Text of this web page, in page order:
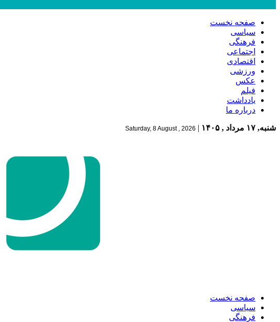
صفحه نخست
سیاسی
فرهنگی
اجتماعی
اقتصادی
ورزشی
عکس
فیلم
یادداشت
درباره ما
شنبه, ۱۷ مرداد , ۱۴۰۵ |
Saturday, 8 August , 2026
صفحه نخست
سیاسی
فرهنگی